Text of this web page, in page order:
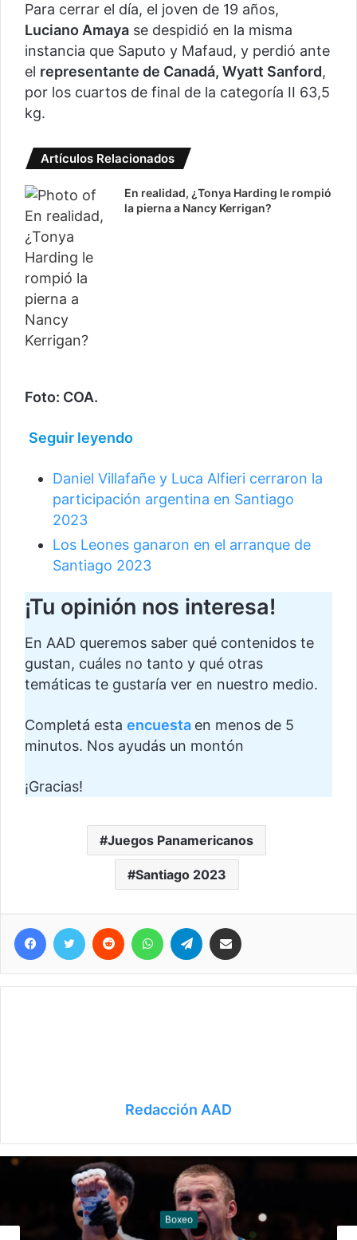
Para cerrar el día, el joven de 19 años,
Luciano Amaya se despidió en la misma
instancia que Saputo y Mafaud, y perdió ante
el representante de Canadá, Wyatt Sanford,
por los cuartos de final de la categoría II 63,5
kg.
Artículos Relacionados
En realidad, ¿Tonya Harding le rompió
la pierna a Nancy Kerrigan?
Foto: COA.
Seguir leyendo
Daniel Villafañe y Luca Alfieri cerraron la
participación argentina en Santiago
2023
Los Leones ganaron en el arranque de
Santiago 2023
¡Tu opinión nos interesa!
En AAD queremos saber qué contenidos te
gustan, cuáles no tanto y qué otras
temáticas te gustaría ver en nuestro medio.
Completá esta encuesta en menos de 5
minutos. Nos ayudás un montón
¡Gracias!
Juegos Panamericanos
Santiago 2023
Facebook
Twitter Reddit WhatsAppTelegram
Redacción AAD
Juegos